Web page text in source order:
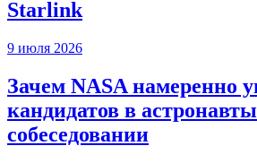
Starlink
9 июля 2026
Зачем NASA намеренно
кандидатов в
собеседовании